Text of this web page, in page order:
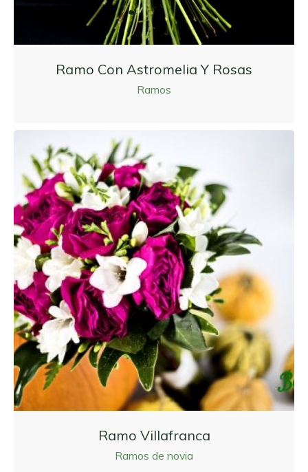
Ramo Con Astromelia Y Rosas
Ramos
Ramo Villafranca
Ramos de novia